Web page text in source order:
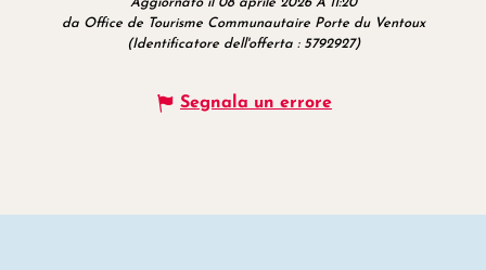
Aggiornato il 08 aprile 2026 A 11:20
da Office de Tourisme Communautaire Porte du Ventoux
(Identificatore dell'offerta : 5792927)
Segnala un errore